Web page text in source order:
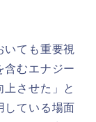
いても重要視
含むエナジー
上させた」と
している場面